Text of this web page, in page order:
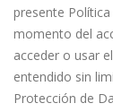
presente
momento del
acceder o usar
entendido sin
Protección de